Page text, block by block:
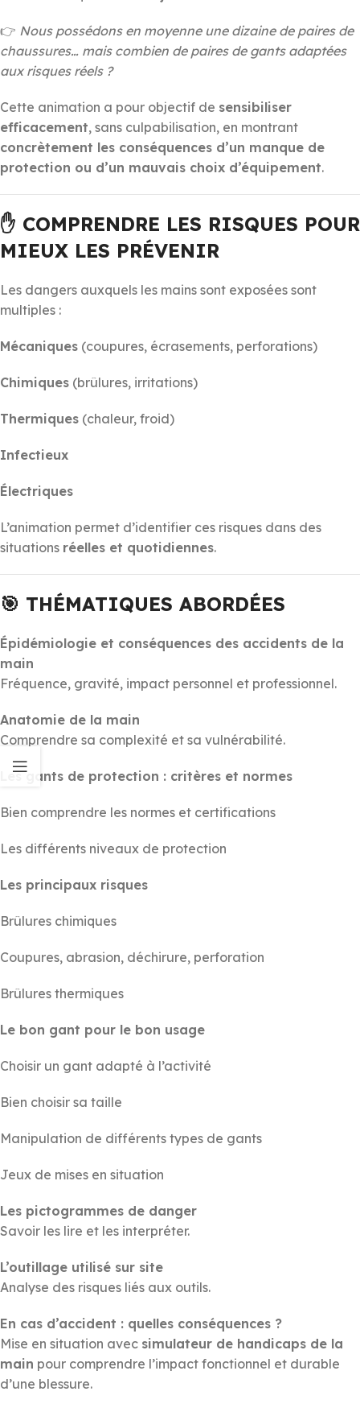
👉 Nous possédons en moyenne une dizaine de paires de
chaussures… mais combien de paires de gants adaptées
aux risques réels ?
Cette animation a pour objectif de sensibiliser
efficacement, sans culpabilisation, en montrant
concrètement les conséquences d’un manque de
protection ou d’un mauvais choix d’équipement.
✋ COMPRENDRE LES RISQUES POUR
MIEUX LES PRÉVENIR
Les dangers auxquels les mains sont exposées sont
multiples :
Mécaniques (coupures, écrasements, perforations)
Chimiques (brûlures, irritations)
Thermiques (chaleur, froid)
Infectieux
Électriques
L’animation permet d’identifier ces risques dans des
situations réelles et quotidiennes.
🎯 THÉMATIQUES ABORDÉES
Épidémiologie et conséquences des accidents de la
main
Fréquence, gravité, impact personnel et professionnel.
Anatomie de la main
Comprendre sa complexité et sa vulnérabilité.
Les gants de protection : critères et normes
Bien comprendre les normes et certifications
Les différents niveaux de protection
Les principaux risques
Brûlures chimiques
Coupures, abrasion, déchirure, perforation
Brûlures thermiques
Le bon gant pour le bon usage
Choisir un gant adapté à l’activité
Bien choisir sa taille
Manipulation de différents types de gants
Jeux de mises en situation
Les pictogrammes de danger
Savoir les lire et les interpréter.
L’outillage utilisé sur site
Analyse des risques liés aux outils.
En cas d’accident : quelles conséquences ?
Mise en situation avec simulateur de handicaps de la
main pour comprendre l’impact fonctionnel et durable
d’une blessure.